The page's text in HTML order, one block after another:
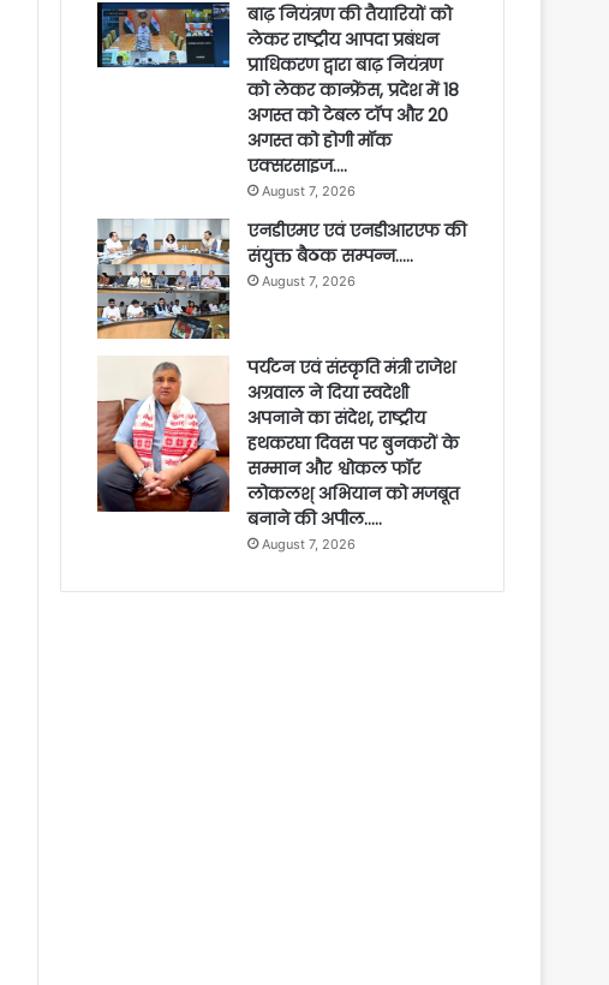
बाढ़ नियंत्रण की तैयारियों को
लेकर राष्ट्रीय आपदा प्रबंधन
प्राधिकरण द्वारा बाढ़ नियंत्रण
को लेकर कान्फ्रेंस, प्रदेश में 18
अगस्त को टेबल टॉप और 20
अगस्त को होगी मॉक
एक्सरसाइज….
August 7, 2026
एनडीएमए एवं एनडीआरएफ की
संयुक्त बैठक सम्पन्न…..
August 7, 2026
पर्यटन एवं संस्कृति मंत्री राजेश
अग्रवाल ने दिया स्वदेशी
अपनाने का संदेश, राष्ट्रीय
हथकरघा दिवस पर बुनकरों के
सम्मान और श्वोकल फॉर
लोकलश् अभियान को मजबूत
बनाने की अपील…..
August 7, 2026